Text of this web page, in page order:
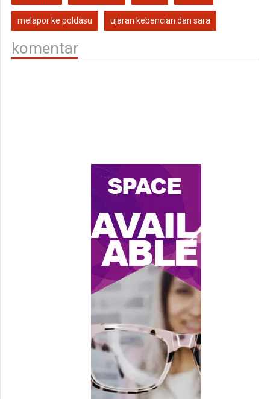
melapor ke poldasu ujaran kebencian dan sara
komentar